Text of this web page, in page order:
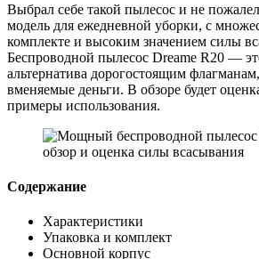
Выбрал себе такой пылесос и не
модель для ежедневной уборки, с
комплекте и высоким значением силы
Беспроводной пылесос Dreame R20 —
альтернатива дорогостоящим
вменяемые деньги. В обзоре будет
примеры использования.
Содержание
Характеристики
Упаковка и комплект
Основной корпус